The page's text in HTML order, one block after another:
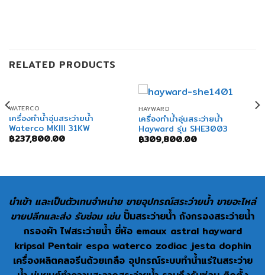
RELATED PRODUCTS
WATERCO
เครื่องทำน้ำอุ่นสระว่ายน้ำ
Waterco MKIII 31KW
฿237,800.00
HAYWARD
เครื่องทำน้ำอุ่นสระว่ายน้ำ
Hayward รุ่น SHE3003
฿309,800.00
นำเข้า และเป็นตัวเทนจำหน่าย ขายอุปกรณ์สระว่ายน้ำ ขายอะไหล่
ขายปลีกและส่ง รับซ่อม เช่น ปั๊มสระว่ายน้ำ ถังกรองสระว่ายน้ำ
กรองผ้า ไฟสระว่ายน้ำ ยี่ห้อ emaux astral hayward
kripsal Pentair espa waterco zodiac jesta dophin
เครื่องผลิตคลอรีนด้วยเกลือ อุปกรณ์ระบบทำน้ำแร่ในสระว่าย